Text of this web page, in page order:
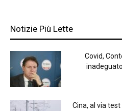
Notizie Più Lette
Covid,
Cina, al via